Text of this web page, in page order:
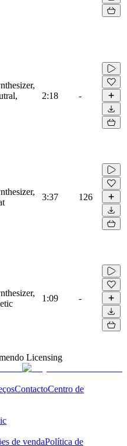
2:18 -
3:37 126
1:09 -
Licensing
ContactoCentro de
de vendaPolítica de